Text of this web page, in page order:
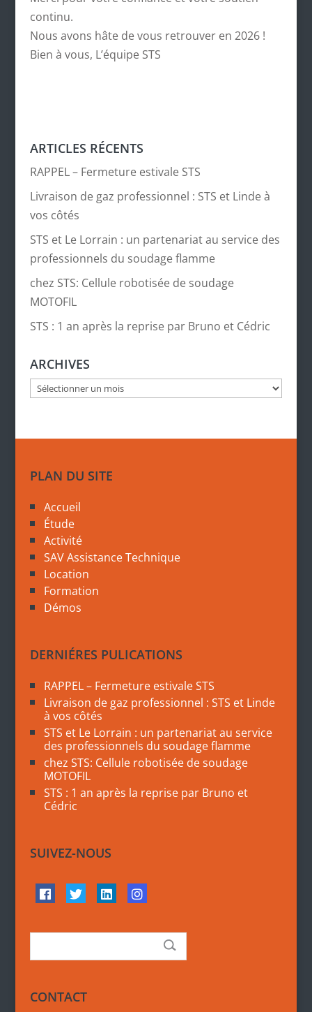
continu.
Nous avons hâte de vous retrouver en 2026 !
Bien à vous, L’équipe STS
ARTICLES RÉCENTS
RAPPEL – Fermeture estivale STS
Livraison de gaz professionnel : STS et Linde à
vos côtés
STS et Le Lorrain : un partenariat au service des
professionnels du soudage flamme
chez STS: Cellule robotisée de soudage
MOTOFIL
STS : 1 an après la reprise par Bruno et Cédric
ARCHIVES
Archives
PLAN DU SITE
Accueil
Étude
Activité
SAV Assistance Technique
Location
Formation
Démos
DERNIÉRES PULICATIONS
RAPPEL – Fermeture estivale STS
Livraison de gaz professionnel : STS et Linde
à vos côtés
STS et Le Lorrain : un partenariat au service
des professionnels du soudage flamme
chez STS: Cellule robotisée de soudage
MOTOFIL
STS : 1 an après la reprise par Bruno et
Cédric
SUIVEZ-NOUS
CONTACT